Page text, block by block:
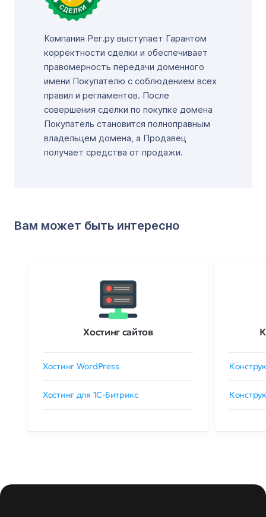
Компания Рег.ру выступает Гарантом
корректности сделки и обеспечивает
правомерность передачи доменного
имени Покупателю с соблюдением всех
правил и регламентов. После
совершения сделки по покупке домена
Покупатель становится полноправным
владельцем домена, а Продавец
получает средства от продажи.
Вам может быть интересно
Хостинг сайтов
Хостинг WordPress
Хостинг для 1C-Битрикс